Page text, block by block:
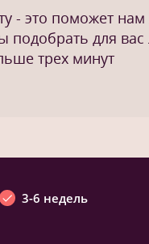
- это поможет
подобрать для
трех минут
3-6 недель